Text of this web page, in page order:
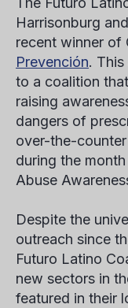
Harrisonburg
recent winner of
Prevención.
to a coalition
raising
dangers of
over-the-
during the
Abuse
Despite the
outreach since
Futuro Latino
new sectors in
featured in their